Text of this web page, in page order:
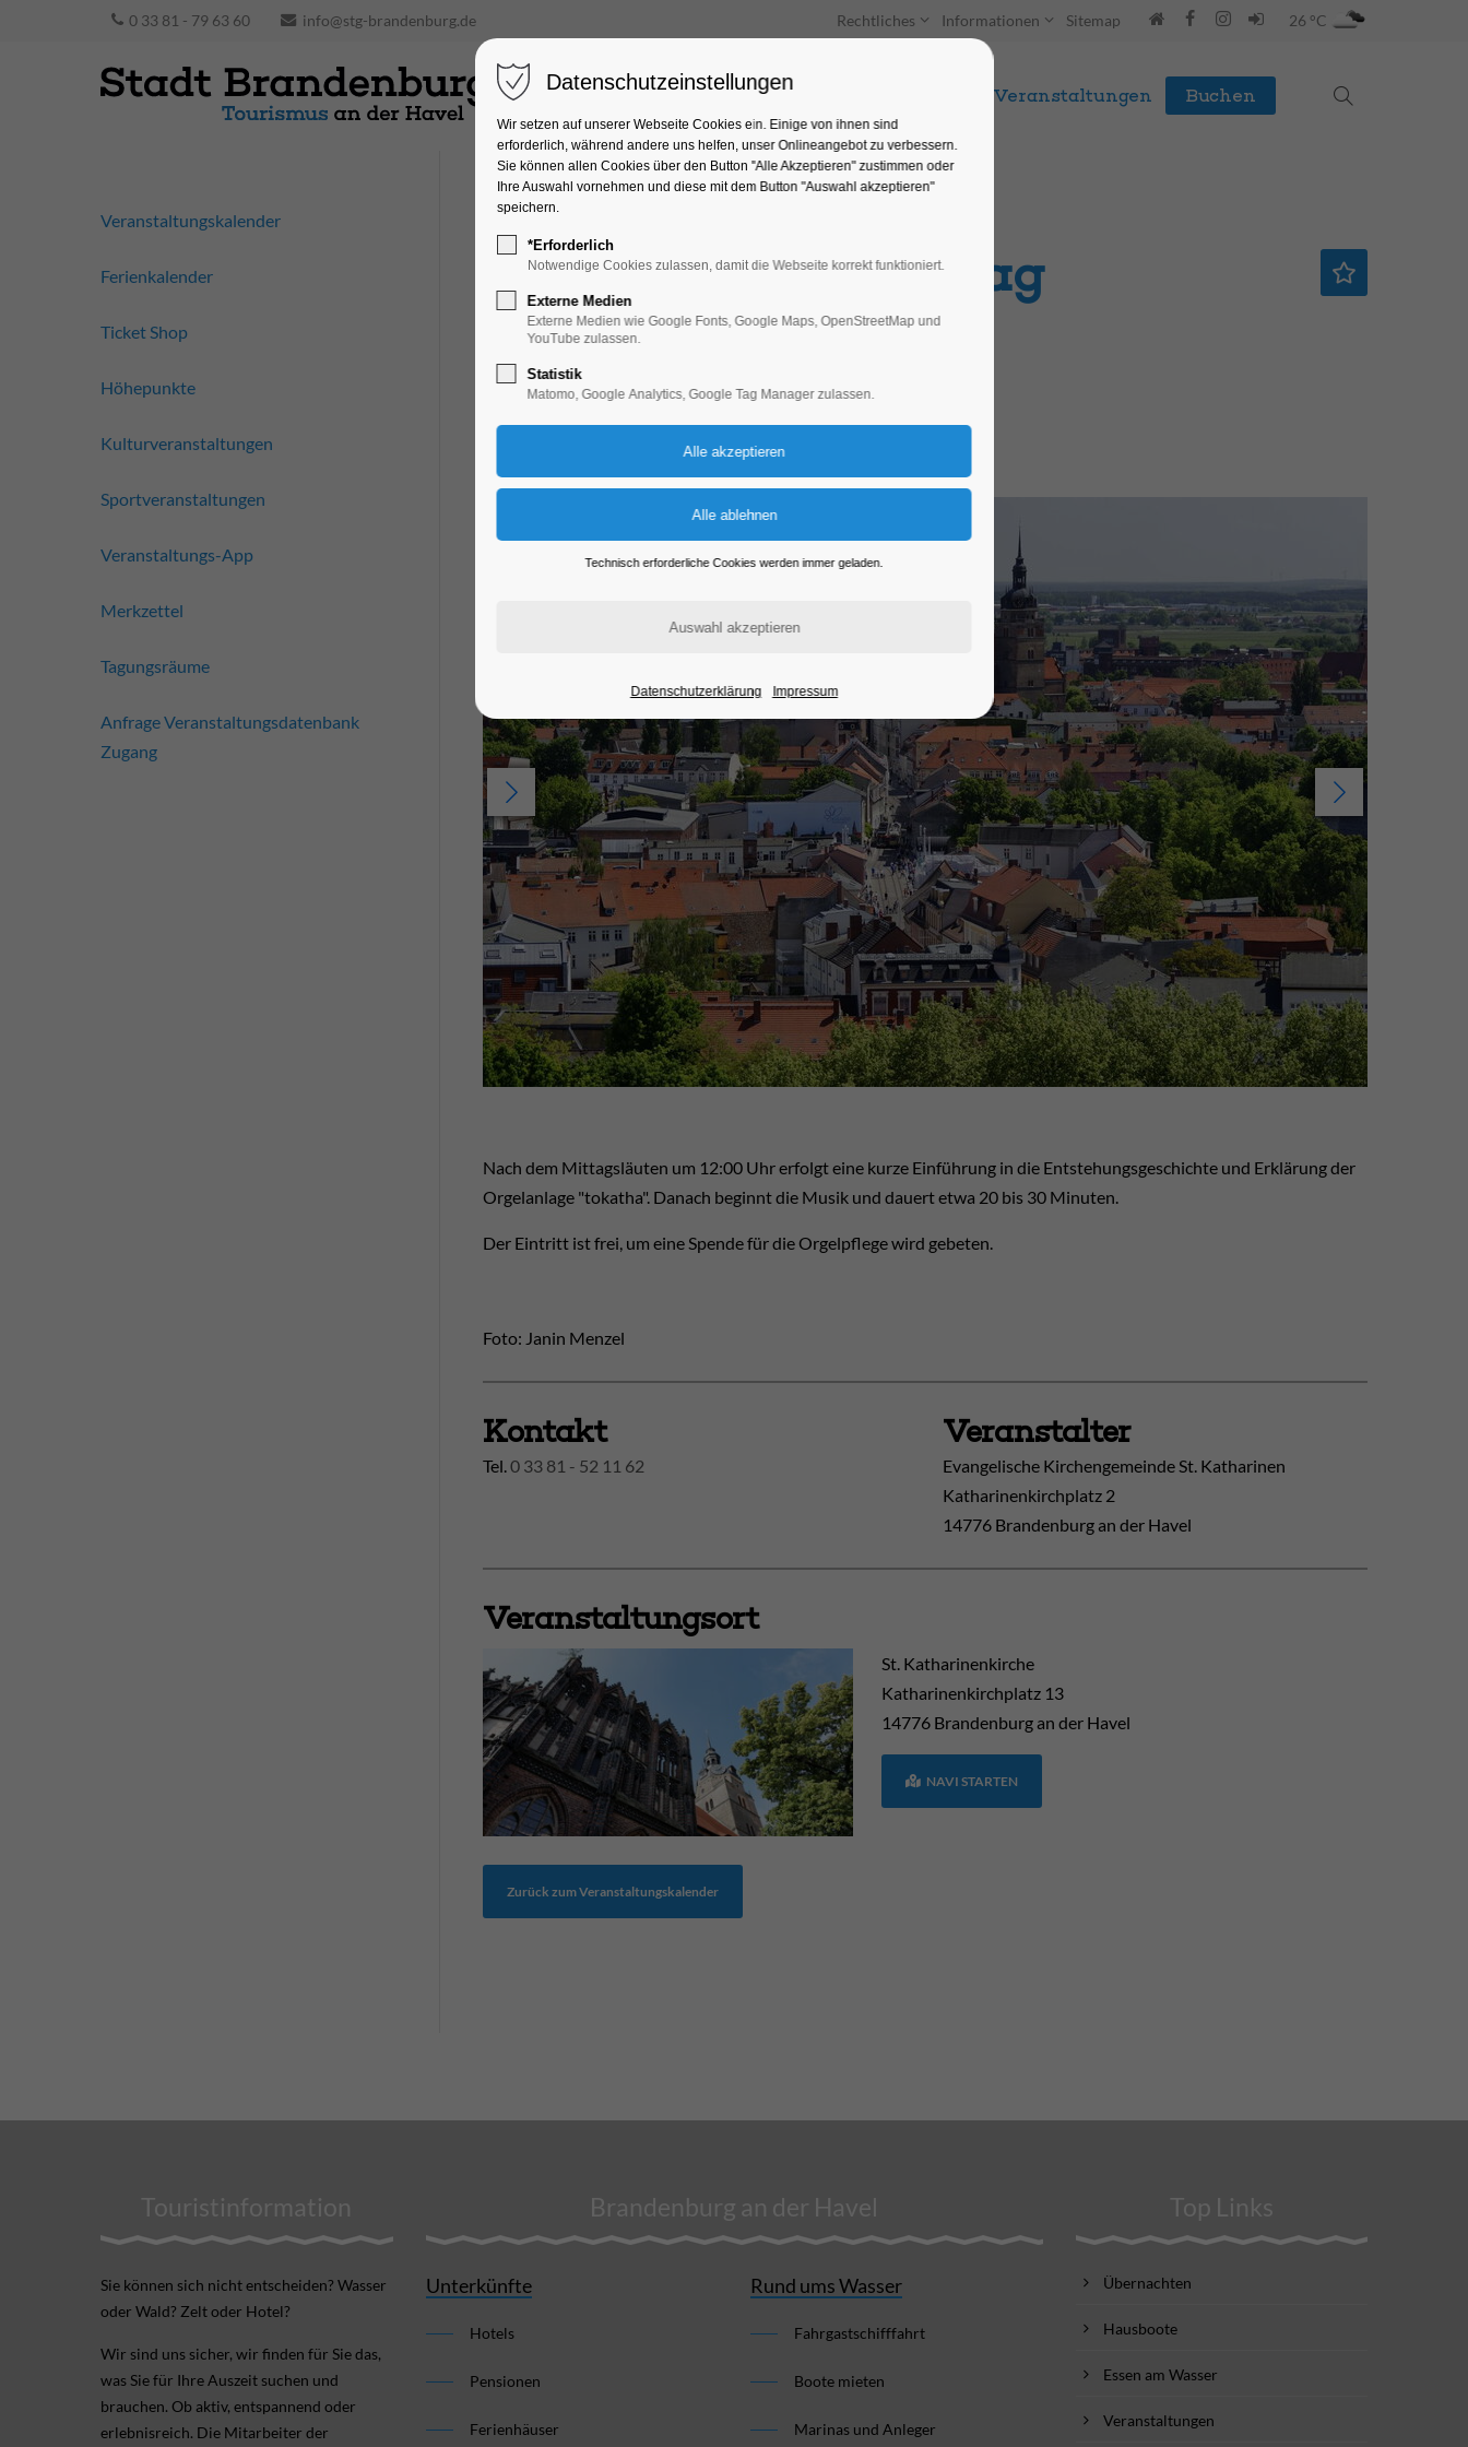
0 33 81 - 79 63 60 info@stg-brandenburg.de Rechtliches Informationen Sitemap 26 °C
Unterkünfte Entdecken & Erleben Veranstaltungen Buchen
Orgelmusik am Mittag
Konzert, Musik
02.09.2026, 12:00–12:30
Nach dem Mittagsläuten um 12:00 Uhr erfolgt eine kurze Einführung in die Entstehungsgeschichte und Erklärung der
Orgelanlage "tokatha". Danach beginnt die Musik und dauert etwa 20 bis 30 Minuten.
Der Eintritt ist frei, um eine Spende für die Orgelpflege wird gebeten.
Foto: Janin Menzel
Kontakt
Tel. 0 33 81 - 52 11 62
Veranstalter
Evangelische Kirchengemeinde St. Katharinen
Katharinenkirchplatz 2
14776 Brandenburg an der Havel
Veranstaltungsort
St. Katharinenkirche
Katharinenkirchplatz 13
14776 Brandenburg an der Havel
NAVI STARTEN
Zurück zum Veranstaltungskalender
Veranstaltungskalender
Ferienkalender
Ticket Shop
Höhepunkte
Kulturveranstaltungen
Sportveranstaltungen
Veranstaltungs-App
Merkzettel
Tagungsräume
Anfrage Veranstaltungsdatenbank
Zugang
Touristinformation
Sie können sich nicht ent­scheiden? Wasser
oder Wald? Zelt oder Hotel?
Wir sind uns sicher, wir finden für Sie das,
was Sie für Ihre Aus­zeit suchen und
brauchen. Ob aktiv, ent­spannend oder
erlebnis­reich. Die Mitarbeiter der
Brandenburg an der Havel
Unterkünfte
Hotels
Pensionen
Ferienhäuser
Rund ums Wasser
Fahrgastschifffahrt
Boote mieten
Marinas und Anleger
Top Links
Übernachten
Hausboote
Essen am Wasser
Veranstaltungen
Datenschutzeinstellungen
Wir setzen auf unserer Webseite Cookies ein. Einige von ihnen sind
erforderlich, während andere uns helfen, unser Onlineangebot zu verbessern.
Sie können allen Cookies über den Button "Alle Akzeptieren" zustimmen oder
Ihre Auswahl vornehmen und diese mit dem Button "Auswahl akzeptieren"
speichern.
*Erforderlich
Notwendige Cookies zulassen, damit die Webseite korrekt funktioniert.
Externe Medien
Externe Medien wie Google Fonts, Google Maps, OpenStreetMap und
YouTube zulassen.
Statistik
Matomo, Google Analytics, Google Tag Manager zulassen.
Technisch erforderliche Cookies werden immer geladen.
Datenschutzerklärung Impressum